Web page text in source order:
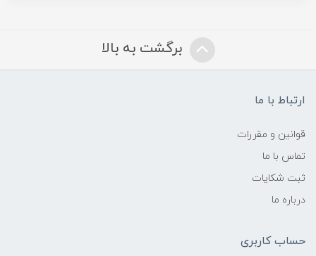
برگشت به بالا
ارتباط با ما
قوانین و مقررات
تماس با ما
ثبت شکایات
درباره ما
حساب کاربری